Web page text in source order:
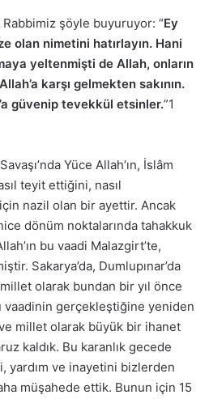
şöyle buyuruyor: “Ey
olan nimetini hatırlayın. Hani
yeltenmişti de Allah, onların
karşı gelmekten sakının.
güvenip tevekkül etsinler.”1
Yüce Allah’ın, İslâm
teyit ettiğini, nasıl
nazil olan bir ayettir. Ancak
dönüm noktalarında tahakkuk
bu vaadi Malazgirt’te,
Sakarya’da, Dumlupınar’da
olarak bundan bir yıl önce
vaadinin gerçekleştiğine yeniden
millet olarak büyük bir ihanet
kaldık. Bu karanlık gecede
yardım ve inayetini bizlerden
müşahede ettik. Bunun için 15